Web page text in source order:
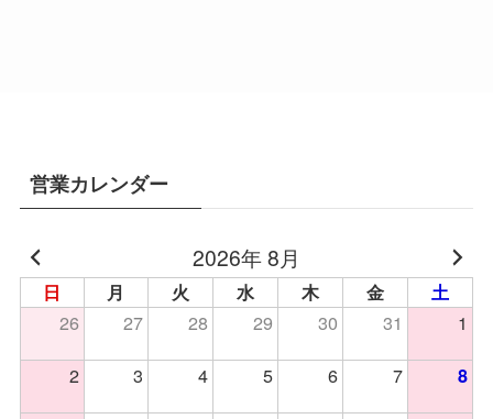
営業カレンダー
2026年 8月
日 月 火 水 木 金 土
26 27 28 29 30 31
1
2
3 4 5 6 7 8